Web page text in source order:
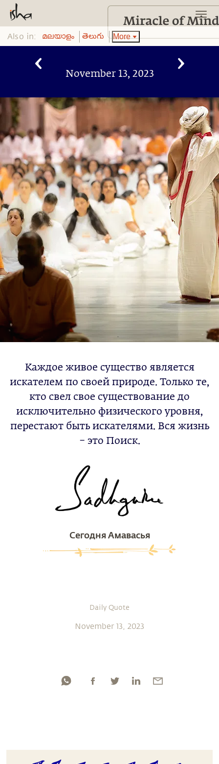
Also in: മലയാളം తెలుగు More
November 13, 2023
Каждое живое существо является
искателем по своей природе. Только те,
кто свел свое существование до
исключительно физического уровня,
перестают быть искателями. Вся жизнь
– это Поиск.
Сегодня Амавасья
Daily Quote
November 13, 2023